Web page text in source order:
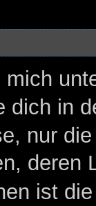
mich
dich in
nur
deren
ist